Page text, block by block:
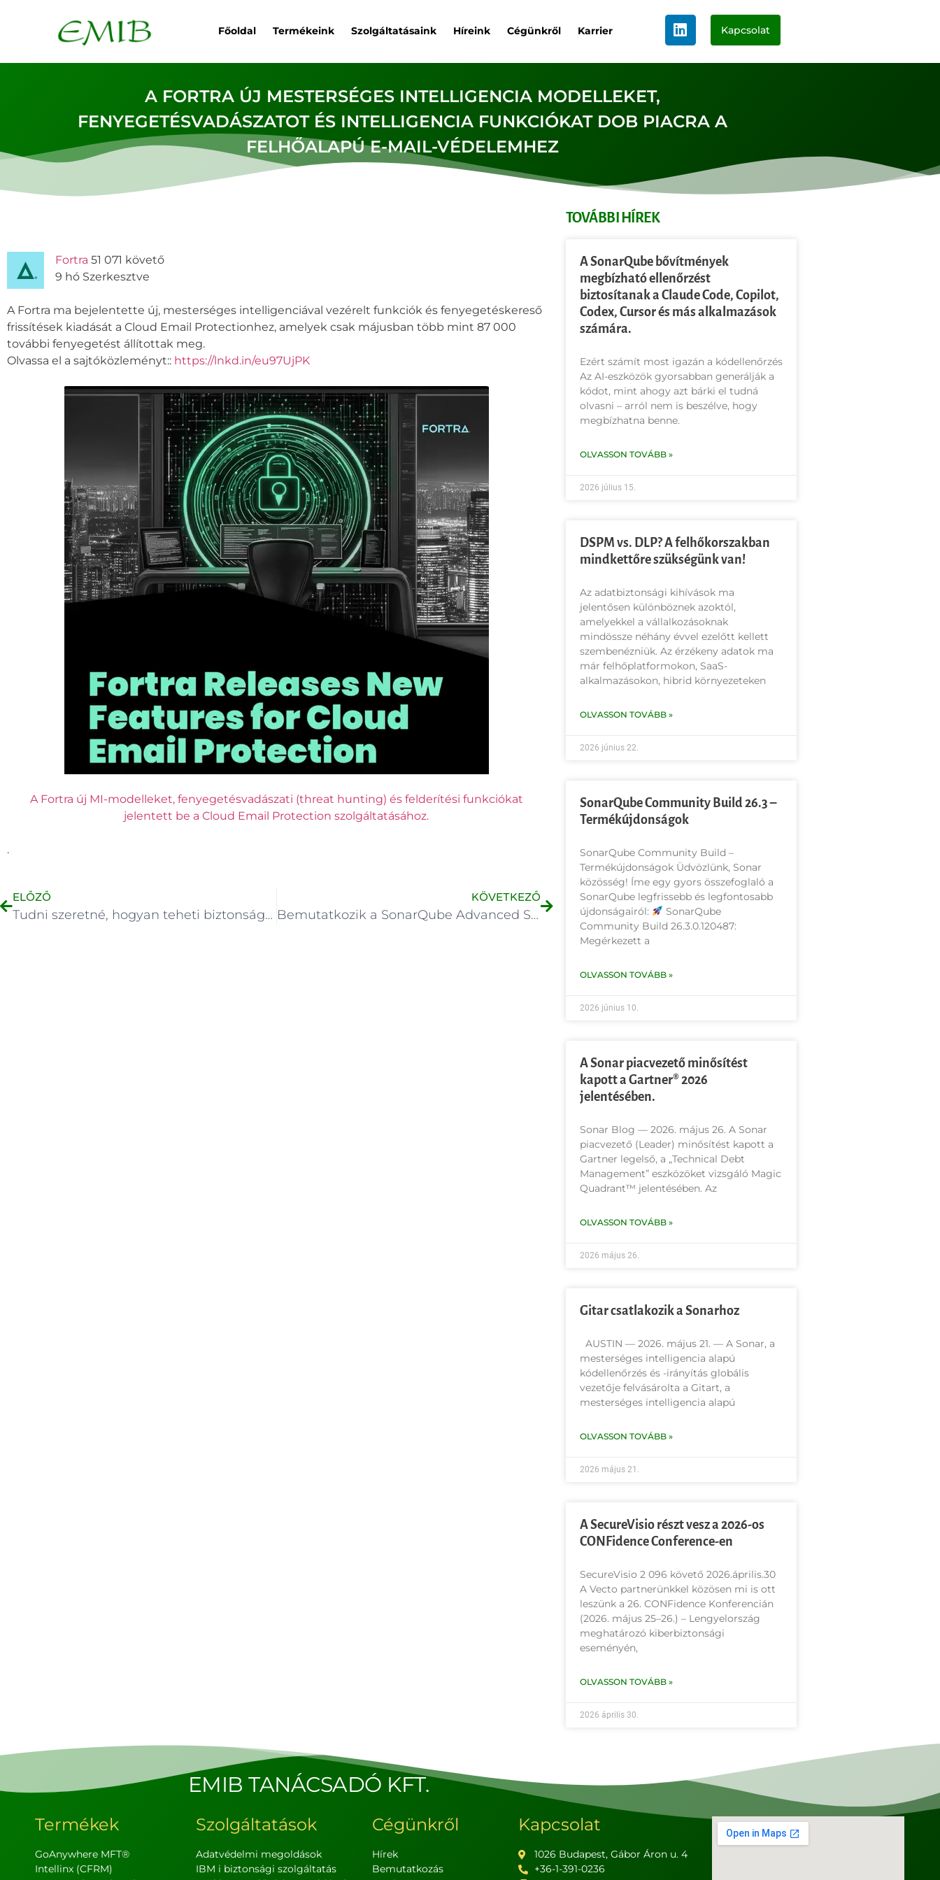
Főoldal Termékeink Szolgáltatásaink Híreink Cégünkről Karrier Kapcsolat
A FORTRA ÚJ MESTERSÉGES INTELLIGENCIA MODELLEKET,
FENYEGETÉSVADÁSZATOT ÉS INTELLIGENCIA FUNKCIÓKAT DOB PIACRA A
FELHŐALAPÚ E-MAIL-VÉDELEMHEZ
Fortra 51 071 követő
9 hó Szerkesztve
A Fortra ma bejelentette új, mesterséges intelligenciával vezérelt funkciók és fenyegetéskereső
frissítések kiadását a Cloud Email Protectionhez, amelyek csak májusban több mint 87 000
további fenyegetést állítottak meg.
Olvassa el a sajtóközleményt:: https://lnkd.in/eu97UjPK
A Fortra új MI-modelleket, fenyegetésvadászati (threat hunting) és felderítési funkciókat
jelentett be a Cloud Email Protection szolgáltatásához.
.
ELŐZŐ
Tudni szeretné, hogyan teheti biztonságossá a Netwrix ITDR megoldása a szervezetét?
KÖVETKEZŐ
Bemutatkozik a SonarQube Advanced Security
TOVÁBBI HÍREK
A SonarQube bővítmények
megbízható ellenőrzést
biztosítanak a Claude Code, Copilot,
Codex, Cursor és más alkalmazások
számára.
Ezért számít most igazán a kódellenőrzés
Az AI-eszközök gyorsabban generálják a
kódot, mint ahogy azt bárki el tudná
olvasni – arról nem is beszélve, hogy
megbízhatna benne.
OLVASSON TOVÁBB »
2026 július 15.
DSPM vs. DLP? A felhőkorszakban
mindkettőre szükségünk van!
Az adatbiztonsági kihívások ma
jelentősen különböznek azoktól,
amelyekkel a vállalkozásoknak
mindössze néhány évvel ezelőtt kellett
szembenézniük. Az érzékeny adatok ma
már felhőplatformokon, SaaS-
alkalmazásokon, hibrid környezeteken
OLVASSON TOVÁBB »
2026 június 22.
SonarQube Community Build 26.3 –
Termékújdonságok
SonarQube Community Build –
Termékújdonságok Üdvözlünk, Sonar
közösség! Íme egy gyors összefoglaló a
SonarQube legfrissebb és legfontosabb
újdonságairól:
SonarQube
Community Build 26.3.0.120487:
Megérkezett a
OLVASSON TOVÁBB »
2026 június 10.
A Sonar piacvezető minősítést
kapott a Gartner® 2026
jelentésében.
Sonar Blog — 2026. május 26. A Sonar
piacvezető (Leader) minősítést kapott a
Gartner legelső, a „Technical Debt
Management” eszközöket vizsgáló Magic
Quadrant™ jelentésében. Az
OLVASSON TOVÁBB »
2026 május 26.
Gitar csatlakozik a Sonarhoz
AUSTIN — 2026. május 21. — A Sonar, a
mesterséges intelligencia alapú
kódellenőrzés és -irányítás globális
vezetője felvásárolta a Gitart, a
mesterséges intelligencia alapú
OLVASSON TOVÁBB »
2026 május 21.
A SecureVisio részt vesz a 2026-os
CONFidence Conference-en
SecureVisio 2 096 követő 2026.április.30
A Vecto partnerünkkel közösen mi is ott
leszünk a 26. CONFidence Konferencián
(2026. május 25–26.) – Lengyelország
meghatározó kiberbiztonsági
eseményén,
OLVASSON TOVÁBB »
2026 április 30.
EMIB TANÁCSADÓ KFT.
Termékek
GoAnywhere MFT®
Intellinx (CFRM)
Szolgáltatások
Adatvédelmi megoldások
IBM i biztonsági szolgáltatás
Cégünkről
Hírek
Bemutatkozás
Kapcsolat
1026 Budapest, Gábor Áron u. 4
+36-1-391-0236